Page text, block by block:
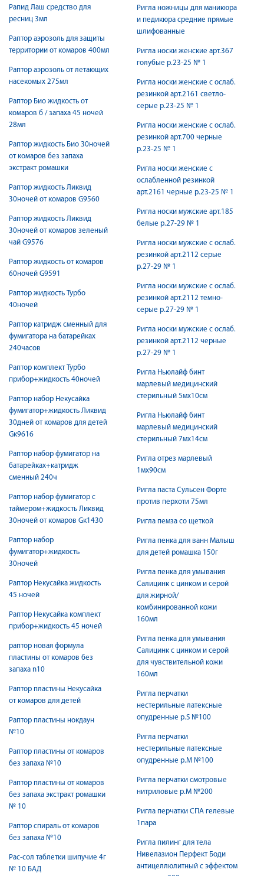
Рапид Лаш средство для
ресниц 3мл
Раптор аэрозоль для защиты
территории от комаров 400мл
Раптор аэрозоль от летающих
насекомых 275мл
Раптор Био жидкость от
комаров б / запаха 45 ночей
28мл
Раптор жидкость Био 30ночей
от комаров без запаха
экстракт ромашки
Раптор жидкость Ликвид
30ночей от комаров G9560
Раптор жидкость Ликвид
30ночей от комаров зеленый
чай G9576
Раптор жидкость от комаров
60ночей G9591
Раптор жидкость Турбо
40ночей
Раптор катридж сменный для
фумигатора на батарейках
240часов
Раптор комплект Турбо
прибор+жидкость 40ночей
Раптор набор Некусайка
фумигатор+жидкость Ликвид
30дней от комаров для детей
Gк9616
Раптор набор фумигатор на
батарейках+катридж
сменный 240ч
Раптор набор фумигатор с
таймером+жидкость Ликвид
30ночей от комаров Gк1430
Раптор набор
фумигатор+жидкость
30ночей
Раптор Некусайка жидкость
45 ночей
Раптор Некусайка комплект
прибор+жидкость 45 ночей
раптор новая формула
пластины от комаров без
запаха n10
Раптор пластины Некусайка
от комаров для детей
Раптор пластины нокдаун
№10
Раптор пластины от комаров
без запаха №10
Раптор пластины от комаров
без запаха экстракт ромашки
№ 10
Раптор спираль от комаров
без запаха №10
Рас-сол таблетки шипучие 4г
№ 10 БАД
Ригла ножницы для маникюра
и педикюра средние прямые
шлифованные
Ригла носки женские арт.367
голубые р.23-25 № 1
Ригла носки женские с ослаб.
резинкой арт.2161 светло-
серые р.23-25 № 1
Ригла носки женские с ослаб.
резинкой арт.700 черные
р.23-25 № 1
Ригла носки женские с
ослабленной резинкой
арт.2161 черные р.23-25 № 1
Ригла носки мужские арт.185
белые р.27-29 № 1
Ригла носки мужские с ослаб.
резинкой арт.2112 серые
р.27-29 № 1
Ригла носки мужские с ослаб.
резинкой арт.2112 темно-
серые р.27-29 № 1
Ригла носки мужские с ослаб.
резинкой арт.2112 черные
р.27-29 № 1
Ригла Ньюлайф бинт
марлевый медицинский
стерильный 5мх10см
Ригла Ньюлайф бинт
марлевый медицинский
стерильный 7мх14см
Ригла отрез марлевый
1мх90см
Ригла паста Сульсен Форте
против перхоти 75мл
Ригла пемза со щеткой
Ригла пенка для ванн Малыш
для детей ромашка 150г
Ригла пенка для умывания
Салицинк с цинком и серой
для жирной/
комбинированной кожи
160мл
Ригла пенка для умывания
Салицинк с цинком и серой
для чувствительной кожи
160мл
Ригла перчатки
нестерильные латексные
опудренные р.S №100
Ригла перчатки
нестерильные латексные
опудренные р.М №100
Ригла перчатки смотровые
нитриловые р.М №200
Ригла перчатки СПА гелевые
1пара
Ригла пилинг для тела
Нивелазион Перфект Боди
антицеллюлитный с эффектом